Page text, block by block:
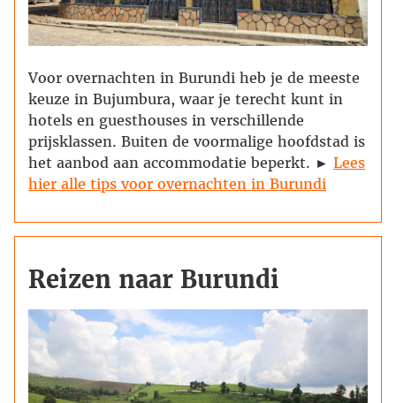
Voor overnachten in Burundi heb je de meeste
keuze in Bujumbura, waar je terecht kunt in
hotels en guesthouses in verschillende
prijsklassen. Buiten de voormalige hoofdstad is
het aanbod aan accommodatie beperkt. ► Lees
hier alle tips voor overnachten in Burundi
Reizen naar Burundi